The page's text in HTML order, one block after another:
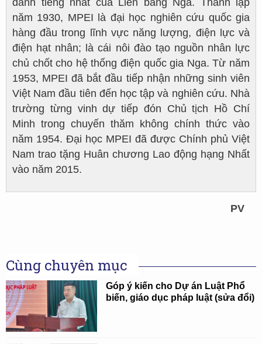
danh tiếng nhất của Liên bang Nga. Thành lập
năm 1930, MPEI là đại học nghiên cứu quốc gia
hàng đầu trong lĩnh vực năng lượng, điện lực và
điện hạt nhân; là cái nôi đào tạo nguồn nhân lực
chủ chốt cho hệ thống điện quốc gia Nga. Từ năm
1953, MPEI đã bắt đầu tiếp nhận những sinh viên
Việt Nam đầu tiên đến học tập và nghiên cứu. Nhà
trường từng vinh dự tiếp đón Chủ tịch Hồ Chí
Minh trong chuyến thăm không chính thức vào
năm 1954. Đại học MPEI đã được Chính phủ Việt
Nam trao tặng Huân chương Lao động hạng Nhất
vào năm 2015.
PV
Cùng chuyên mục
Góp ý kiến cho Dự án Luật Phổ
biến, giáo dục pháp luật (sửa đổi)